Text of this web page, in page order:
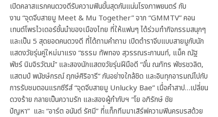
เปิดคลาสแรกคนดวงดีรับความฟินขั้นสุดกันแน่นโรงภาพยนตร์ กับ
งาน “จุดจีบสายมู Meet & Mu Together” จาก “GMMTV” คอน
เทนต์โพรไวเดอร์ชั้นนำของเมืองไทย ที่ให้แฟนๆ ได้ร่วมทำกิจกรรมสนุกๆ
และเป็น 5 สุดยอดคนดวงดี ที่ได้ถามคำถาม เปิดตำราจีบแบบสายมูกับนัก
แสดงวัยรุ่นคู่ใหม่มาแรง “ธรรม ทัพทอง สุวรรณระกานนท์, แม็ค ณัฐ
พัชร์ นิมจิรวัฒน์” และสองนักแสดงวัยรุ่นฝีมือดี “อั๋น ณภัทร พัชรชวลิต,
แสตมป์ พนัชษ์กรณ์ ฤกษ์ศิริอารี” กันอย่างใกล้ชิด และอินทุกอารมณ์ไปกับ
การรับชมตอนแรกซีรีส์ “จุดจีบสายมู Unlucky Bae” เมื่อคำสาป…เปลี่ยน
ดวงร้าย กลายเป็นความรัก และสองผู้กำกับฯ “โย อภิรักษ์ ชัย
ปัญหา” และ “อาร์ต อนันต์ รัศมี” ที่แท็กทีมมาเสิร์ฟความฟินครบรสด้วย